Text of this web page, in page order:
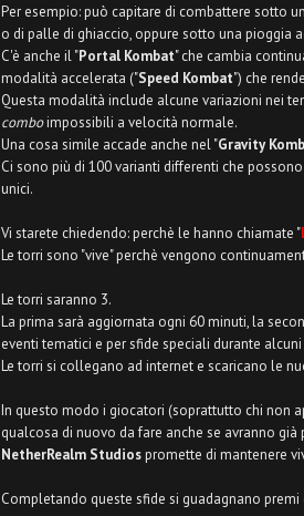
Per esempio: può capitare di combattere sotto
o di palle di ghiaccio, oppure sotto una pioggia
C'è anche il "Portal Kombat" che cambia
modalità accelerata ("Speed Kombat") che
Questa modalità include alcune variazioni nei
comboimpossibili a velocità normale.
Una cosa simile accade anche nel "Gravity
Ci sono più di 100 varianti differenti che
unici.
Vi starete chiedendo: perchè le hanno chiamate "
Le torri sono "vive" perchè vengono
Le torri saranno 3.
La prima sarà aggiornata ogni 60 minuti, la
eventi tematici e per sfide speciali durante
Le torri si collegano ad internet e scaricano le
In questo modo i giocatori (soprattutto chi non
qualcosa di nuovo da fare anche se avranno
NetherRealm Studiospromette di mantenere
Completando queste sfide si guadagnano